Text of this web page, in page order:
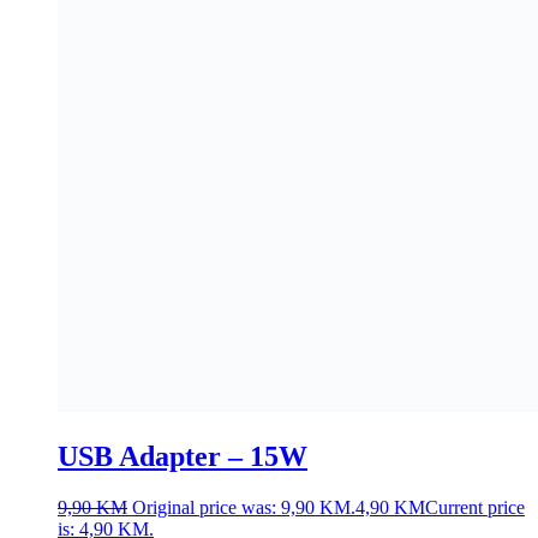
USB Adapter – 15W
9,90KM Original price was: 9,90 KM.4,90 KMCurrent price
is: 4,90 KM.